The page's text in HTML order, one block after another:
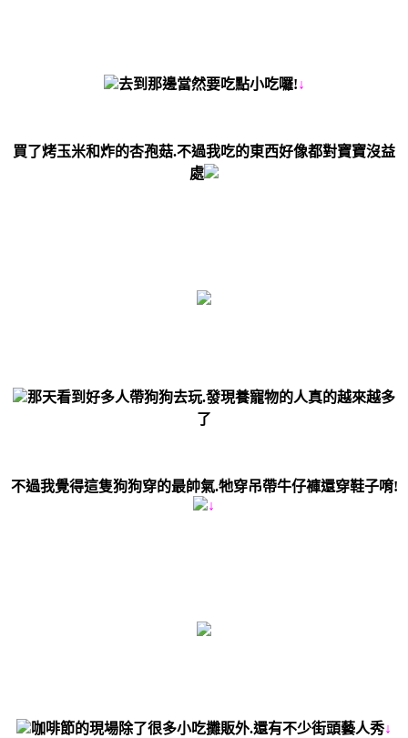
去到那邊當然要吃點小吃囉!↓
買了烤玉米和炸的杏孢菇.不過我吃的東西好像都對寶寶沒益
處
那天看到好多人帶狗狗去玩.發現養寵物的人真的越來越多
了
不過我覺得這隻狗狗穿的最帥氣.牠穿吊帶牛仔褲還穿鞋子唷!
↓
咖啡節的現場除了很多小吃攤販外.還有不少街頭藝人秀↓